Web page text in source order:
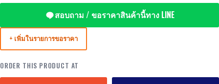
สอบถาม / ขอราคาสินค้านี้ทาง LINE
+ เพิ่มในรายการขอราคา
ORDER THIS PRODUCT AT